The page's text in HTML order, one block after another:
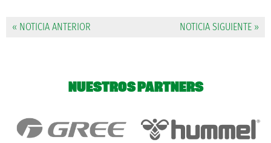
« NOTICIA ANTERIOR NOTICIA SIGUIENTE »
NUESTROS PARTNERS